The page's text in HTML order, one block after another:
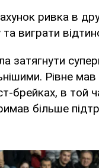
ривка в
виграти
затягнути
Рівне
брейках, в той
більше